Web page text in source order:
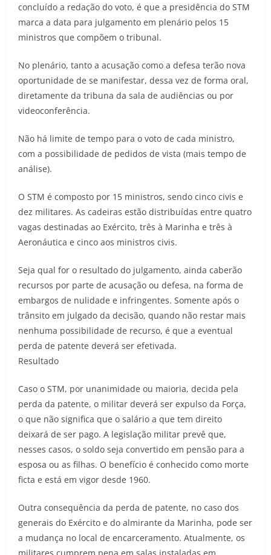
concluído a redação do voto, é que a presidência do STM
marca a data para julgamento em plenário pelos 15
ministros que compõem o tribunal.
No plenário, tanto a acusação como a defesa terão nova
oportunidade de se manifestar, dessa vez de forma oral,
diretamente da tribuna da sala de audiências ou por
videoconferência.
Não há limite de tempo para o voto de cada ministro,
com a possibilidade de pedidos de vista (mais tempo de
análise).
O STM é composto por 15 ministros, sendo cinco civis e
dez militares. As cadeiras estão distribuídas entre quatro
vagas destinadas ao Exército, três à Marinha e três à
Aeronáutica e cinco aos ministros civis.
Seja qual for o resultado do julgamento, ainda caberão
recursos por parte de acusação ou defesa, na forma de
embargos de nulidade e infringentes. Somente após o
trânsito em julgado da decisão, quando não restar mais
nenhuma possibilidade de recurso, é que a eventual
perda de patente deverá ser efetivada.
Resultado
Caso o STM, por unanimidade ou maioria, decida pela
perda da patente, o militar deverá ser expulso da Força,
o que não significa que o salário a que tem direito
deixará de ser pago. A legislação militar prevê que,
nesses casos, o soldo seja convertido em pensão para a
esposa ou as filhas. O benefício é conhecido como morte
ficta e está em vigor desde 1960.
Outra consequência da perda de patente, no caso dos
generais do Exército e do almirante da Marinha, pode ser
a mudança no local de encarceramento. Atualmente, os